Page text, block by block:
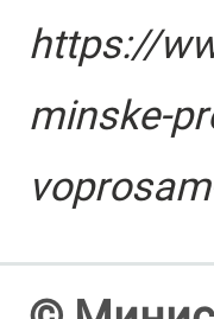
https://
minske-